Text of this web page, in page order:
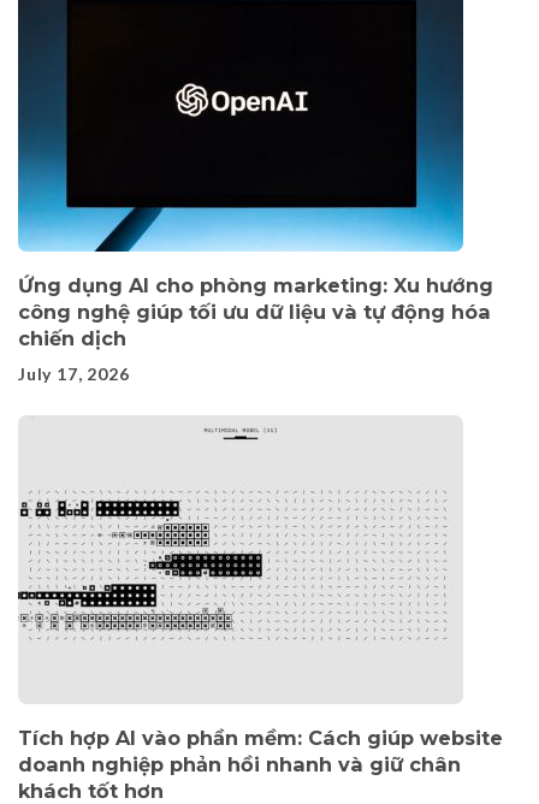
Ứng dụng AI cho phòng marketing: Xu hướng
công nghệ giúp tối ưu dữ liệu và tự động hóa
chiến dịch
July 17, 2026
Tích hợp AI vào phần mềm: Cách giúp website
doanh nghiệp phản hồi nhanh và giữ chân
khách tốt hơn